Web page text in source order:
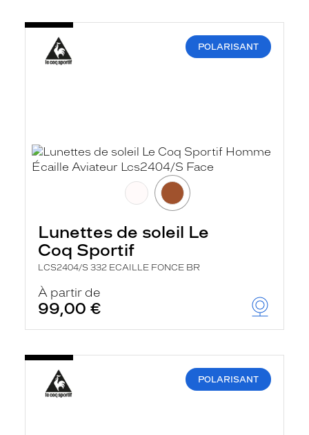
POLARISANT
Lunettes de soleil Le
Coq Sportif
LCS2404/S 332 ECAILLE FONCE BR
À partir de
99,00 €
POLARISANT